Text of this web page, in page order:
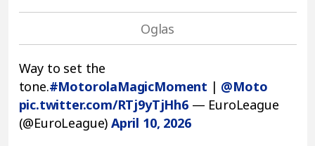
Way to set the
tone.#MotorolaMagicMoment | @Moto
pic.twitter.com/RTj9yTjHh6— EuroLeague
(@EuroLeague) April 10, 2026